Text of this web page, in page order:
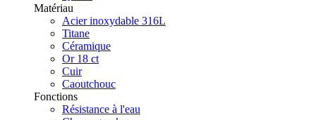
Matériau
Acier inoxydable 316L
Titane
Céramique
Or 18 ct
Cuir
Caoutchouc
Fonctions
Résistance à l'eau